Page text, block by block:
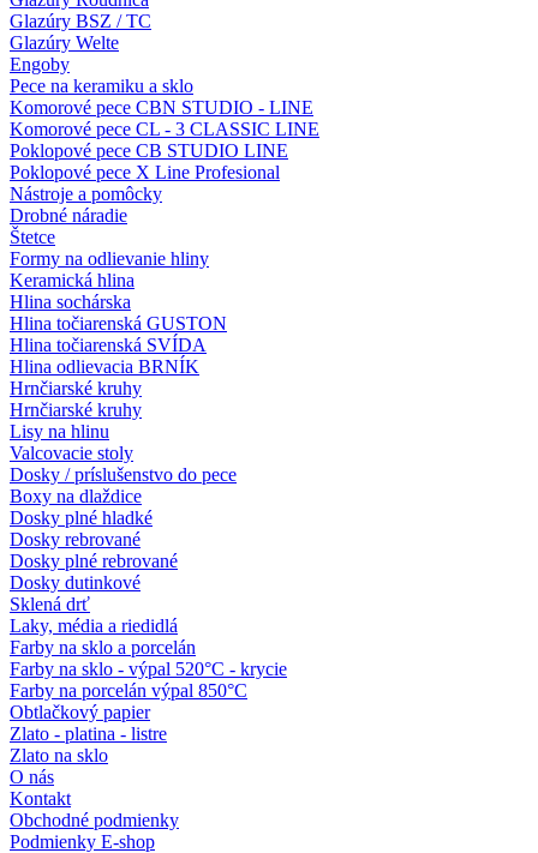
Glazúry BSZ / TC
Glazúry Welte
Engoby
Pece na keramiku a sklo
Komorové pece CBN STUDIO - LINE
Komorové pece CL - 3 CLASSIC LINE
Poklopové pece CB STUDIO LINE
Poklopové pece X Line Profesional
Nástroje a pomôcky
Drobné náradie
Štetce
Formy na odlievanie hliny
Keramická hlina
Hlina sochárska
Hlina točiarenská GUSTON
Hlina točiarenská SVÍDA
Hlina odlievacia BRNÍK
Hrnčiarské kruhy
Hrnčiarské kruhy
Lisy na hlinu
Valcovacie stoly
Dosky / príslušenstvo do pece
Boxy na dlaždice
Dosky plné hladké
Dosky rebrované
Dosky plné rebrované
Dosky dutinkové
Sklená drť
Laky, média a riedidlá
Farby na sklo a porcelán
Farby na sklo - výpal 520°C - krycie
Farby na porcelán výpal 850°C
Obtlačkový papier
Zlato - platina - listre
Zlato na sklo
O nás
Kontakt
Obchodné podmienky
Podmienky E-shop